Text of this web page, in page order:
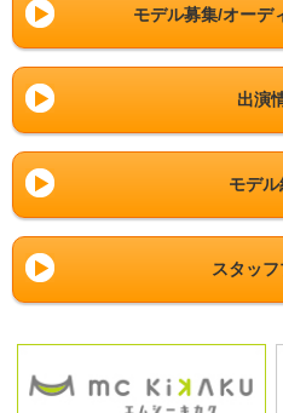
モデル募集/オーデ
出演
モデ
スタッ